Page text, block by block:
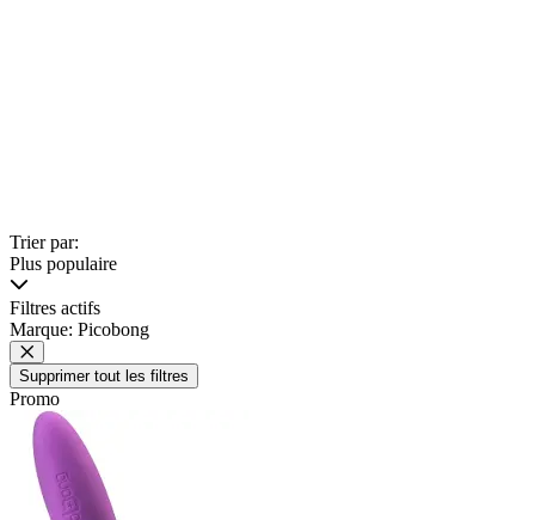
Trier par:
Plus populaire
Filtres actifs
Marque: Picobong
Supprimer tout les filtres
Promo